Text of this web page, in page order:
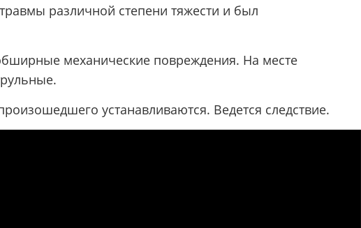
различной степени тяжести и был
механические повреждения. На месте
устанавливаются. Ведется следствие.